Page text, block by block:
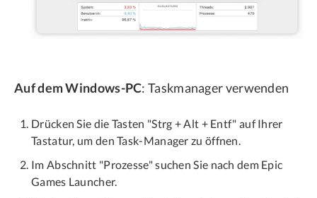
Auf dem Windows-PC: Taskmanager verwenden
Drücken Sie die Tasten "Strg + Alt + Entf" auf Ihrer
Tastatur, um den Task-Manager zu öffnen.
Im Abschnitt "Prozesse" suchen Sie nach dem Epic
Games Launcher.